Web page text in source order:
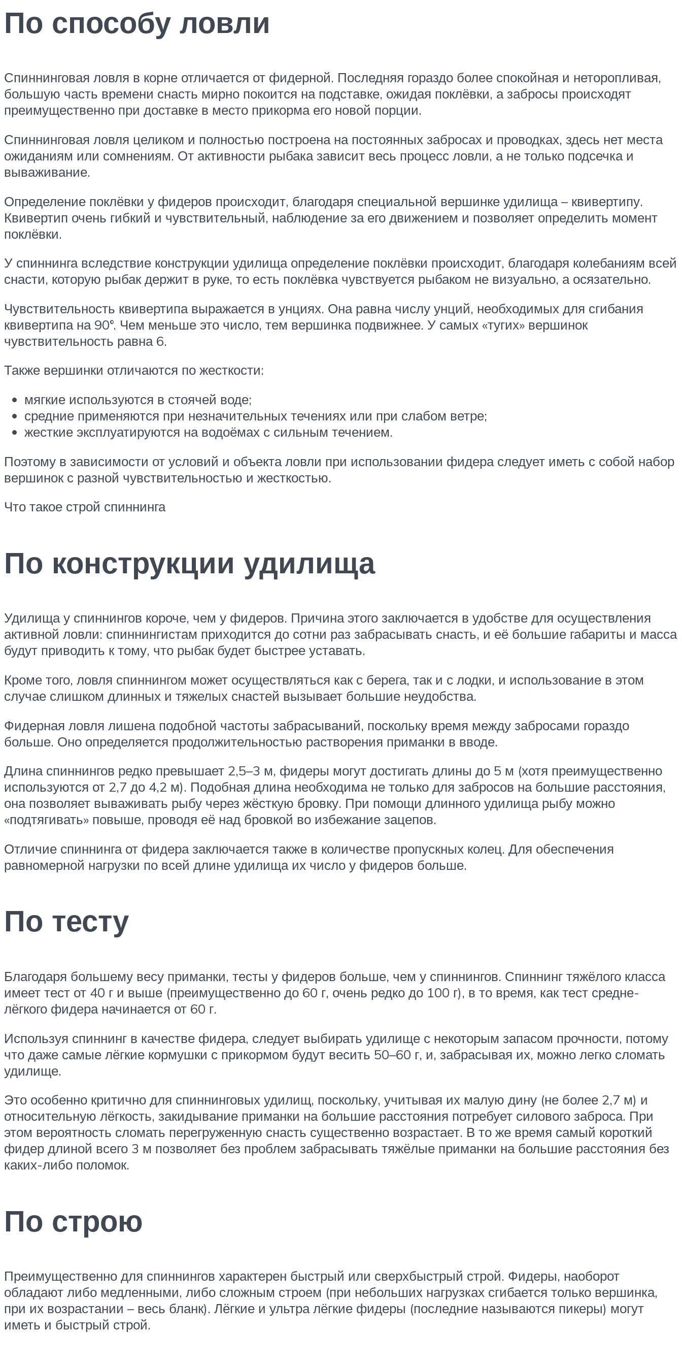
По способу ловли
Спиннинговая ловля в корне отличается от фидерной. Последняя гораздо более спокойная и неторопливая,
большую часть времени снасть мирно покоится на подставке, ожидая поклёвки, а забросы происходят
преимущественно при доставке в место прикорма его новой порции.
Спиннинговая ловля целиком и полностью построена на постоянных забросах и проводках, здесь нет места
ожиданиям или сомнениям. От активности рыбака зависит весь процесс ловли, а не только подсечка и
вываживание.
Определение поклёвки у фидеров происходит, благодаря специальной вершинке удилища – квивертипу.
Квивертип очень гибкий и чувствительный, наблюдение за его движением и позволяет определить момент
поклёвки.
У спиннинга вследствие конструкции удилища определение поклёвки происходит, благодаря колебаниям всей
снасти, которую рыбак держит в руке, то есть поклёвка чувствуется рыбаком не визуально, а осязательно.
Чувствительность квивертипа выражается в унциях. Она равна числу унций, необходимых для сгибания
квивертипа на 90°. Чем меньше это число, тем вершинка подвижнее. У самых «тугих» вершинок
чувствительность равна 6.
Также вершинки отличаются по жесткости:
мягкие используются в стоячей воде;
средние применяются при незначительных течениях или при слабом ветре;
жесткие эксплуатируются на водоёмах с сильным течением.
Поэтому в зависимости от условий и объекта ловли при использовании фидера следует иметь с собой набор
вершинок с разной чувствительностью и жесткостью.
Что такое строй спиннинга
По конструкции удилища
Удилища у спиннингов короче, чем у фидеров. Причина этого заключается в удобстве для осуществления
активной ловли: спиннингистам приходится до сотни раз забрасывать снасть, и её большие габариты и масса
будут приводить к тому, что рыбак будет быстрее уставать.
Кроме того, ловля спиннингом может осуществляться как с берега, так и с лодки, и использование в этом
случае слишком длинных и тяжелых снастей вызывает большие неудобства.
Фидерная ловля лишена подобной частоты забрасываний, поскольку время между забросами гораздо
больше. Оно определяется продолжительностью растворения приманки в вводе.
Длина спиннингов редко превышает 2,5–3 м, фидеры могут достигать длины до 5 м (хотя преимущественно
используются от 2,7 до 4,2 м). Подобная длина необходима не только для забросов на большие расстояния,
она позволяет вываживать рыбу через жёсткую бровку. При помощи длинного удилища рыбу можно
«подтягивать» повыше, проводя её над бровкой во избежание зацепов.
Отличие спиннинга от фидера заключается также в количестве пропускных колец. Для обеспечения
равномерной нагрузки по всей длине удилища их число у фидеров больше.
По тесту
Благодаря большему весу приманки, тесты у фидеров больше, чем у спиннингов. Спиннинг тяжёлого класса
имеет тест от 40 г и выше (преимущественно до 60 г, очень редко до 100 г), в то время, как тест средне-
лёгкого фидера начинается от 60 г.
Используя спиннинг в качестве фидера, следует выбирать удилище с некоторым запасом прочности, потому
что даже самые лёгкие кормушки с прикормом будут весить 50–60 г, и, забрасывая их, можно легко сломать
удилище.
Это особенно критично для спиннинговых удилищ, поскольку, учитывая их малую дину (не более 2,7 м) и
относительную лёгкость, закидывание приманки на большие расстояния потребует силового заброса. При
этом вероятность сломать перегруженную снасть существенно возрастает. В то же время самый короткий
фидер длиной всего 3 м позволяет без проблем забрасывать тяжёлые приманки на большие расстояния без
каких-либо поломок.
По строю
Преимущественно для спиннингов характерен быстрый или сверхбыстрый строй. Фидеры, наоборот
обладают либо медленными, либо сложным строем (при небольших нагрузках сгибается только вершинка,
при их возрастании – весь бланк). Лёгкие и ультра лёгкие фидеры (последние называются пикеры) могут
иметь и быстрый строй.